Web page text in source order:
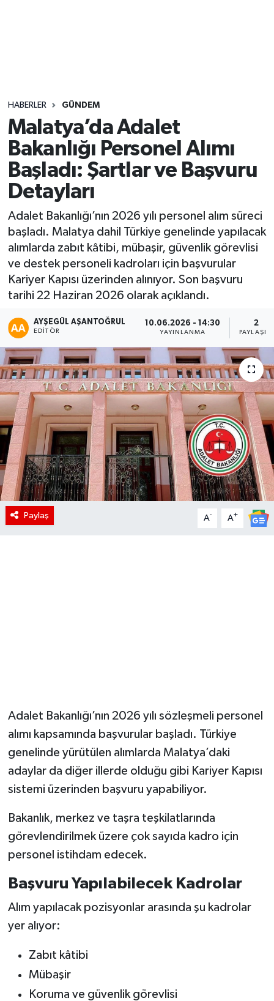
HABERLER GÜNDEM
Malatya’da Adalet
Bakanlığı Personel Alımı
Başladı: Şartlar ve Başvuru
Detayları
Adalet Bakanlığı’nın 2026 yılı personel alım süreci
başladı. Malatya dahil Türkiye genelinde yapılacak
alımlarda zabıt kâtibi, mübaşir, güvenlik görevlisi
ve destek personeli kadroları için başvurular
Kariyer Kapısı üzerinden alınıyor. Son başvuru
tarihi 22 Haziran 2026 olarak açıklandı.
AYŞEGÜL AŞANTOĞRUL
EDITÖR
10.06.2026 - 14:30
YAYINLANMA
2
PAYLAŞIM
Paylaş A- A+
Adalet Bakanlığı’nın 2026 yılı sözleşmeli personel
alımı kapsamında başvurular başladı. Türkiye
genelinde yürütülen alımlarda Malatya’daki
adaylar da diğer illerde olduğu gibi Kariyer Kapısı
sistemi üzerinden başvuru yapabiliyor.
Bakanlık, merkez ve taşra teşkilatlarında
görevlendirilmek üzere çok sayıda kadro için
personel istihdam edecek.
Başvuru Yapılabilecek Kadrolar
Alım yapılacak pozisyonlar arasında şu kadrolar
yer alıyor:
Zabıt kâtibi
Mübaşir
Koruma ve güvenlik görevlisi
Yaşam